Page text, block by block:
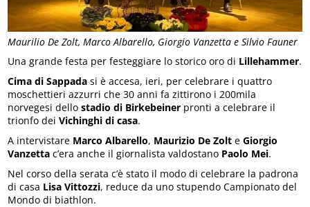
Maurilio De Zolt, Marco Albarello, Giorgio Vanzetta e Silvio Fauner
Una grande festa per festeggiare lo storico oro di Lillehammer.
Cima di Sappada si è accesa, ieri, per celebrare i quattro
moschettieri azzurri che 30 anni fa zittirono i 200mila
norvegesi dellostadio di Birkebeiner pronti a celebrare il
trionfo deiVichinghi di casa.
A intervistare Marco Albarello, Maurizio De Zolt eGiorgio
Vanzetta c’era anche il giornalista valdostano Paolo Mei.
Nel corso della serata c’è stato il modo di celebrare la padrona
di casa Lisa Vittozzi, reduce da uno stupendo Campionato del
Mondo di biathlon.